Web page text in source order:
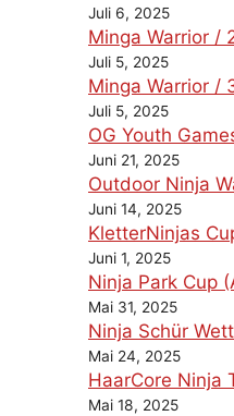
Juli 6, 2025
Minga Warrior /
Juli 5, 2025
Minga Warrior /
Juli 5, 2025
OG Youth
Juni 21, 2025
Outdoor Ninja
Juni 14, 2025
KletterNinjas
Juni 1, 2025
Ninja Park Cup
Mai 31, 2025
Ninja Schür
Mai 24, 2025
HaarCore Ninja
Mai 18, 2025